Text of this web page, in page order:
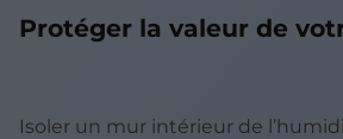
Protéger la valeur de
Isoler un mur intérieur de